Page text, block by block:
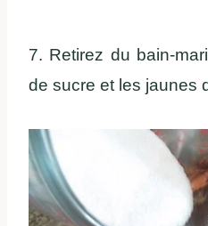
7. Retirez du bain-
de sucre et les jaunes